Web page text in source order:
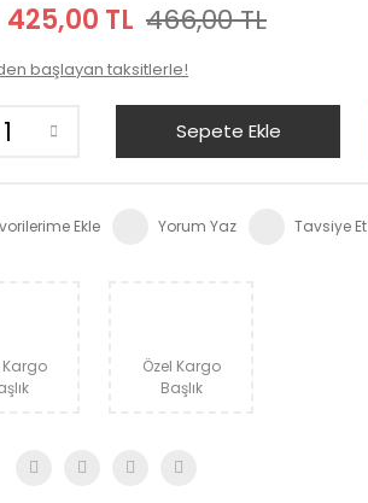
425,00 TL 466,00 TL
den başlayan taksitlerle!
Sepete Ekle
Yorum Yaz Tavsiye Et
Kargo
Özel Kargo
Başlık